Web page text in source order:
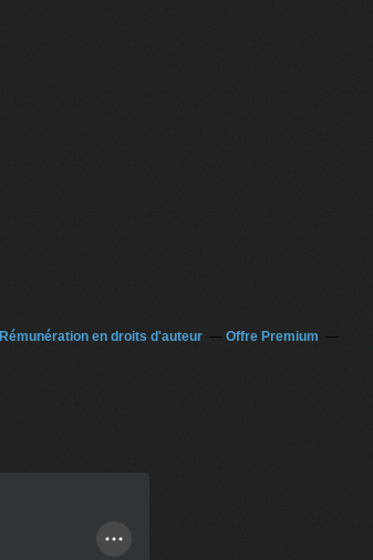
Rémunération en droits d'auteur
Offre Premium